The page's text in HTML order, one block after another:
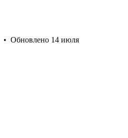
• Обновлено 14 июля